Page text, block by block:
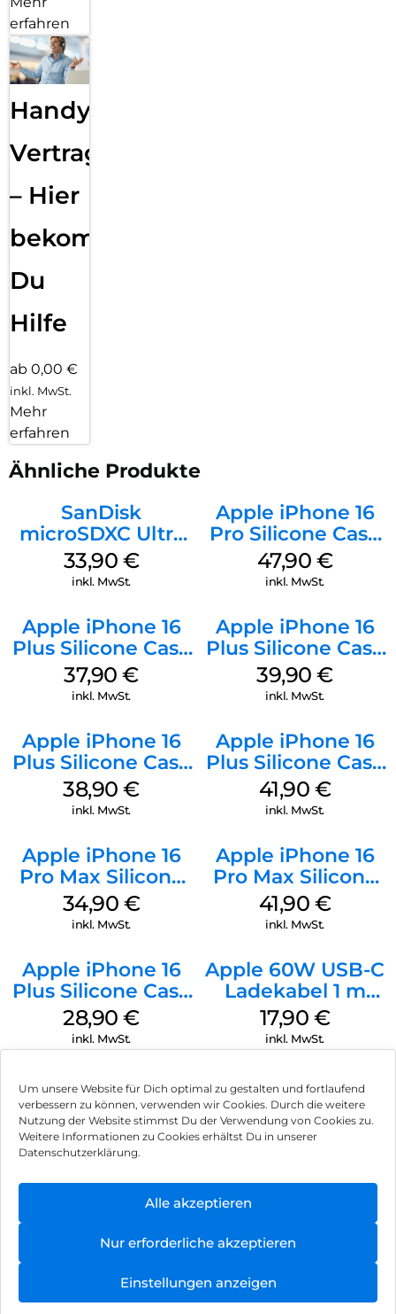
Um unsere Website für Dich optimal zu gestalten und fortlaufend
verbessern zu können, verwenden wir Cookies. Durch die weitere
Nutzung der Website stimmst Du der Verwendung von Cookies zu.
Weitere Informationen zu Cookies erhältst Du in unserer
Datenschutzerklärung.
Alle akzeptieren
Nur erforderliche akzeptieren
Einstellungen anzeigen
erfahren
Handy
Vertragsabwicklung
– Hier
bekommst
Du
Hilfe
ab 0,00 €
inkl. MwSt.
Mehr
erfahren
Ähnliche Produkte
SanDisk
microSDXC Ultra
128 GB + Adapter
Mobile
33,90 €
inkl. MwSt.
Apple iPhone 16
Pro Silicone Case
MagSafe Denim
47,90 €
inkl. MwSt.
Apple iPhone 16
Plus Silicone Case
MagSafe Lake
Green
37,90€
inkl. MwSt.
Apple iPhone 16
Plus Silicone Case
MagSafe Plum
39,90€
inkl. MwSt.
Apple iPhone 16
Plus Silicone Case
MagSafe Denim
38,90€
inkl. MwSt.
Apple iPhone 16
Plus Silicone Case
MagSafe Stone
Gray
41,90 €
inkl. MwSt.
Apple iPhone 16
Pro Max Silicone
Case MagSafe
Denim
34,90 €
inkl. MwSt.
Apple iPhone 16
Pro Max Silicone
Case MagSafe
Ultramarine
41,90 €
inkl. MwSt.
Apple iPhone 16
Plus Silicone Case
MagSafe Black
28,90€
inkl. MwSt.
Apple 60W USB-C
Ladekabel 1 m
Weiß
17,90 €
inkl. MwSt.
Impressum
Hinweis zur Batterieentsorgung
Newsletter